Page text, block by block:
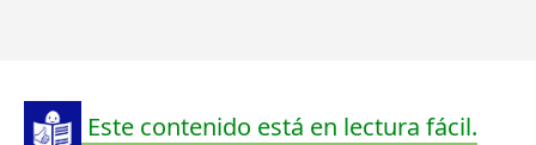
Este contenido está en lectura fácil.